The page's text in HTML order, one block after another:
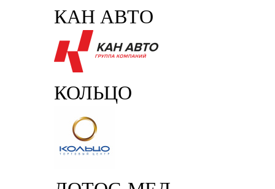
КАН АВТО
КОЛЬЦО